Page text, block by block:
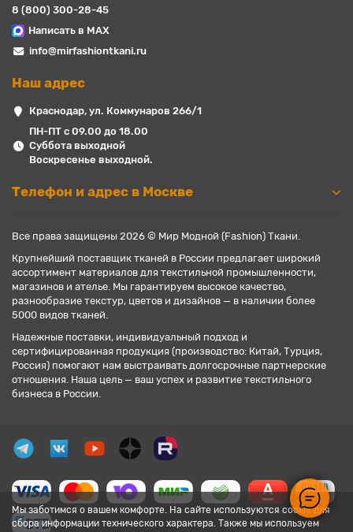
Мы заботимся о вашем комфорте. На сайте используются cookie для
сбора информации технического характера. Также мы используем
8 (800) 300-28-45
Написать в MAX
info@mirfashiontkani.ru
Наш адрес
Краснодар, ул. Коммунаров 266/1
ПН-ПТ с 09.00 до 18.00
Суббота выходной
Воскресенье выходной.
Телефон и адрес в Москве
Все права защищены 2026 © Мир Модной (Fashion) Ткани.
Крупнейший поставщик тканей в России предлагает широкий
ассортимент материалов для текстильной промышленности,
магазинов и ателье. Мы гарантируем высокое качество,
разнообразие текстур, цветов и дизайнов — в наличии более
5000 видов тканей.
Надежные поставки, индивидуальный подход и
сертифицированная продукция (производство: Китай, Турция,
Россия) помогают нам выстраивать долгосрочные партнерские
отношения. Наша цель — ваш успех и развитие текстильного
бизнеса в России.